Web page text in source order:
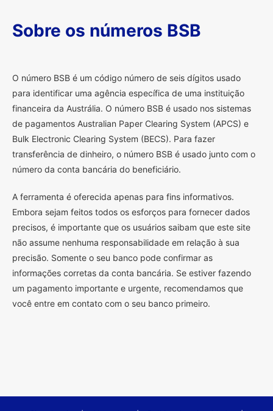
Sobre os números BSB
O número BSB é um código número de seis dígitos usado
para identificar uma agência específica de uma instituição
financeira da Austrália. O número BSB é usado nos sistemas
de pagamentos Australian Paper Clearing System (APCS) e
Bulk Electronic Clearing System (BECS). Para fazer
transferência de dinheiro, o número BSB é usado junto com o
número da conta bancária do beneficiário.
A ferramenta é oferecida apenas para fins informativos.
Embora sejam feitos todos os esforços para fornecer dados
precisos, é importante que os usuários saibam que este site
não assume nenhuma responsabilidade em relação à sua
precisão. Somente o seu banco pode confirmar as
informações corretas da conta bancária. Se estiver fazendo
um pagamento importante e urgente, recomendamos que
você entre em contato com o seu banco primeiro.